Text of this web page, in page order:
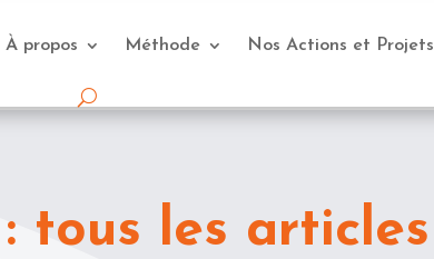
À propos Méthode Nos Actions et Projets
tous les articles